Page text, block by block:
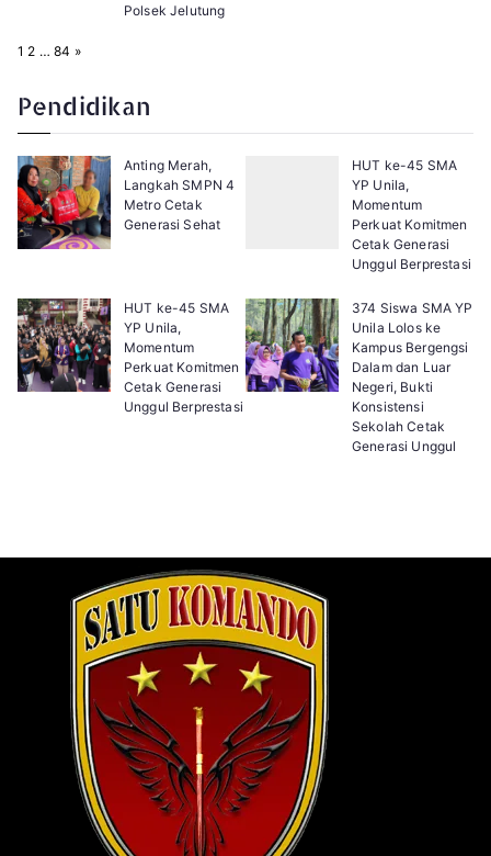
Polsek Jelutung
P
:
1 2 … 84 N
»
Pendidikan
Anting Merah,
Langkah SMPN 4
Metro Cetak
Generasi Sehat
HUT ke-45 SMA
YP Unila,
Momentum
Perkuat Komitmen
Cetak Generasi
Unggul Berprestasi
HUT ke-45 SMA
YP Unila,
Momentum
Perkuat Komitmen
Cetak Generasi
Unggul Berprestasi
374 Siswa SMA YP
Unila Lolos ke
Kampus Bergengsi
Dalam dan Luar
Negeri, Bukti
Konsistensi
Sekolah Cetak
Generasi Unggul